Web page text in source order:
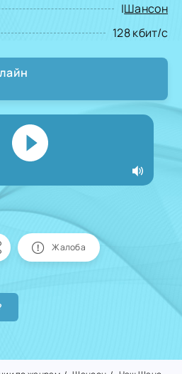
|Шансон
128 кбит/с
Жалоба